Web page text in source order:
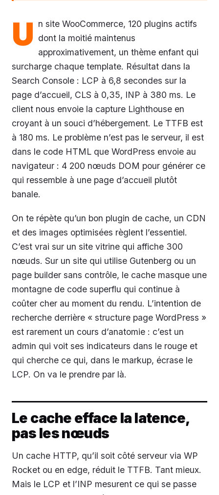
U n site WooCommerce, 120 plugins actifs
dont la moitié maintenus
approximativement, un thème enfant qui
surcharge chaque template. Résultat dans la
Search Console : LCP à 6,8 secondes sur la
page d’accueil, CLS à 0,35, INP à 380 ms. Le
client nous envoie la capture Lighthouse en
croyant à un souci d’hébergement. Le TTFB est
à 180 ms. Le problème n’est pas le serveur, il est
dans le code HTML que WordPress envoie au
navigateur : 4 200 nœuds DOM pour générer ce
qui ressemble à une page d’accueil plutôt
banale.
On te répète qu’un bon plugin de cache, un CDN
et des images optimisées règlent l’essentiel.
C’est vrai sur un site vitrine qui affiche 300
nœuds. Sur un site qui utilise Gutenberg ou un
page builder sans contrôle, le cache masque une
montagne de code superflu qui continue à
coûter cher au moment du rendu. L’intention de
recherche derrière « structure page WordPress »
est rarement un cours d’anatomie : c’est un
admin qui voit ses indicateurs dans le rouge et
qui cherche ce qui, dans le markup, écrase le
LCP. On va le prendre par là.
Le cache efface la latence,
pas les nœuds
Un cache HTTP, qu’il soit côté serveur via WP
Rocket ou en edge, réduit le TTFB. Tant mieux.
Mais le LCP et l’INP mesurent ce qui se passe